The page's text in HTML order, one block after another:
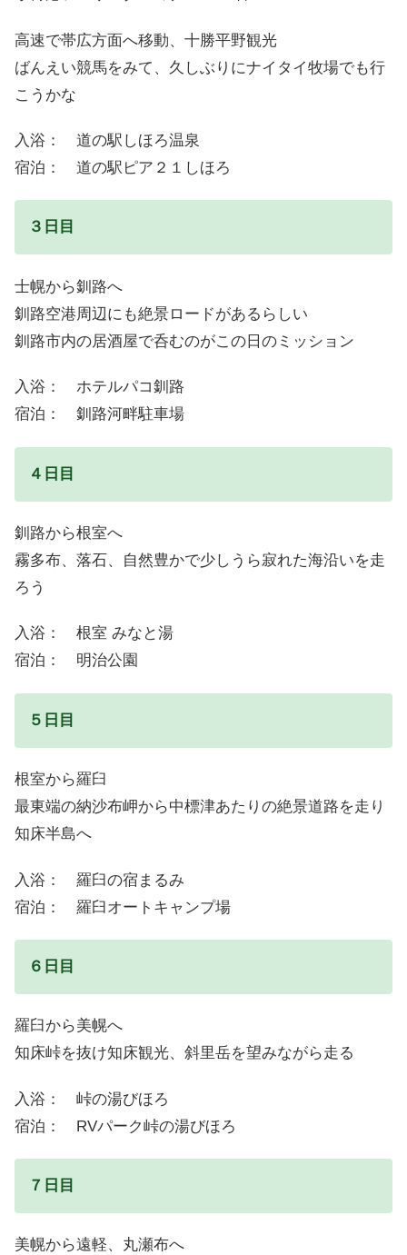
高速で帯広方面へ移動、十勝平野観光
ばんえい競馬をみて、久しぶりにナイタイ牧場でも行
こうかな
入浴： 道の駅しほろ温泉
宿泊： 道の駅ピア２１しほろ
３日目
士幌から釧路へ
釧路空港周辺にも絶景ロードがあるらしい
釧路市内の居酒屋で呑むのがこの日のミッション
入浴： ホテルパコ釧路
宿泊： 釧路河畔駐車場
４日目
釧路から根室へ
霧多布、落石、自然豊かで少しうら寂れた海沿いを走
ろう
入浴： 根室 みなと湯
宿泊： 明治公園
５日目
根室から羅臼
最東端の納沙布岬から中標津あたりの絶景道路を走り
知床半島へ
入浴： 羅臼の宿まるみ
宿泊： 羅臼オートキャンプ場
６日目
羅臼から美幌へ
知床峠を抜け知床観光、斜里岳を望みながら走る
入浴： 峠の湯びほろ
宿泊： RVパーク峠の湯びほろ
７日目
美幌から遠軽、丸瀬布へ